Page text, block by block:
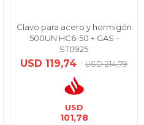
Clavo para acero y hormigón
500UN HC6-50 + GAS -
ST0925
USD 119,74 USD 214,79
USD
101,78